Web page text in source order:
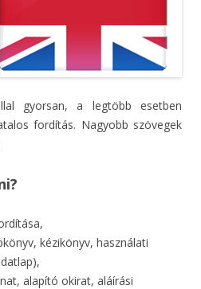
gyorsan, a legtöbb esetben
fordítás. Nagyobb szövegek
kézikönyv, használati
alapító okirat, aláírási